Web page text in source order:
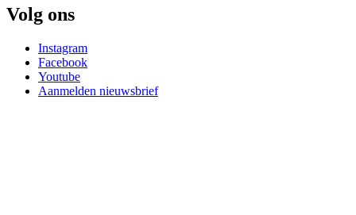
Volg ons
Instagram
Facebook
Youtube
Aanmelden nieuwsbrief